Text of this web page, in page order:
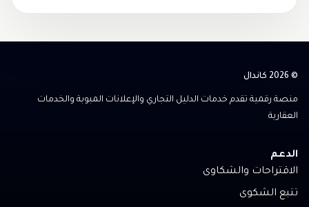
© 2026 كاندال
منصة رقمية تقدم خدمات الدليل التجاري والإعلانات المبوبة والخدمات
العقارية
الدعم
الاقتراحات والشكاوى
تتبع الشكوى